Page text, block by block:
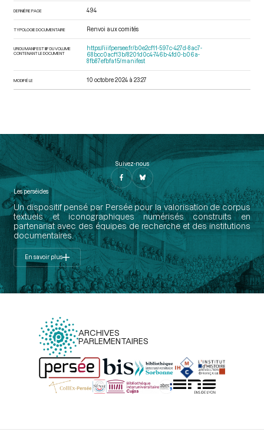
DERNIÈRE PAGE 494
TYPOLOGIE DOCUMENTAIRE Renvoi aux comités
URI DU MANIFEST IIIF DU VOLUME
CONTENANT LE DOCUMENT
https://iiif.persee.fr/b0e2cf11-597c-427d-8ac7-
68bcc0acf13b/8201d0c4-746b-4fd0-b06a-
8fb87efbfa15/manifest
MODIFIÉ LE 10 octobre 2024 à 23:27
Suivez-nous
Les perséides
Un dispositif pensé par Persée pour la valorisation de corpus
textuels et iconographiques numérisés construits en
partenariat avec des équipes de recherche et des institutions
documentaires.
En savoir plus
ARCHIVES
PARLEMENTAIRES
Menu